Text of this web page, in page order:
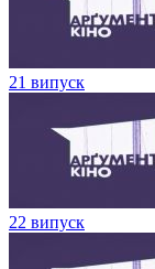
21 випуск
22 випуск